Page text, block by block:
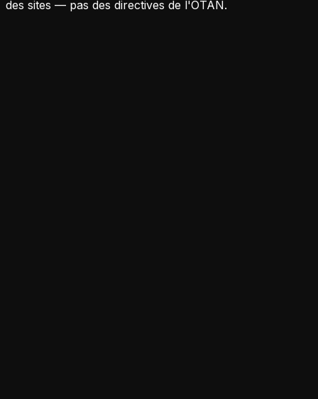
des sites — pas des directives de l'OTAN.